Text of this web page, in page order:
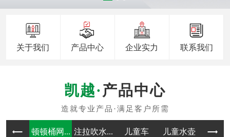
关于我们 产品中心 企业实力 联系我们
产品中心
顿顿桶网... 注拉吹水... 儿童车 儿童水壶 吹塑